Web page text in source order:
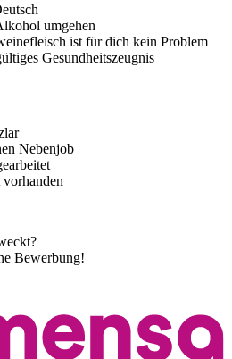
umgehen
ist für dich kein Problem
Gesundheitszeugnis
Nebenjob
Bewerbung!